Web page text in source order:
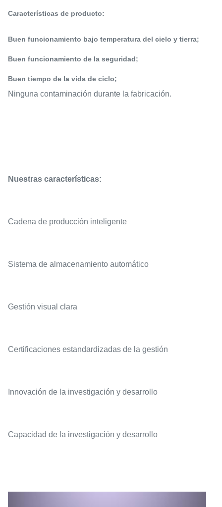
Características de producto:
Buen funcionamiento bajo temperatura del cielo y tierra;
Buen funcionamiento de la seguridad;
Buen tiempo de la vida de ciclo;
Ninguna contaminación durante la fabricación.
Nuestras características:
Cadena de producción inteligente
Sistema de almacenamiento automático
Gestión visual clara
Certificaciones estandardizadas de la gestión
Innovación de la investigación y desarrollo
Capacidad de la investigación y desarrollo